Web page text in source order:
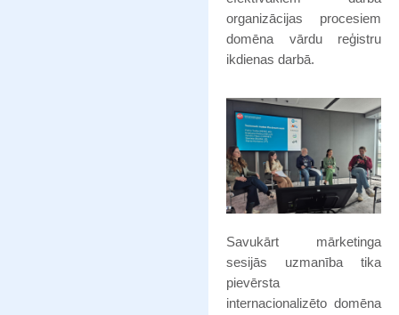
organizācijas procesiem
domēna vārdu reģistru
ikdienas darbā.
Savukārt mārketinga
sesijās uzmanība tika
pievērsta
internacionalizēto domēna